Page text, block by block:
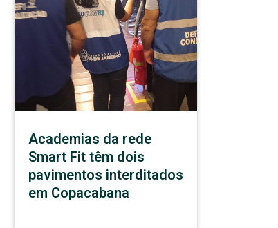
Academias da rede
Smart Fit têm dois
pavimentos interditados
em Copacabana